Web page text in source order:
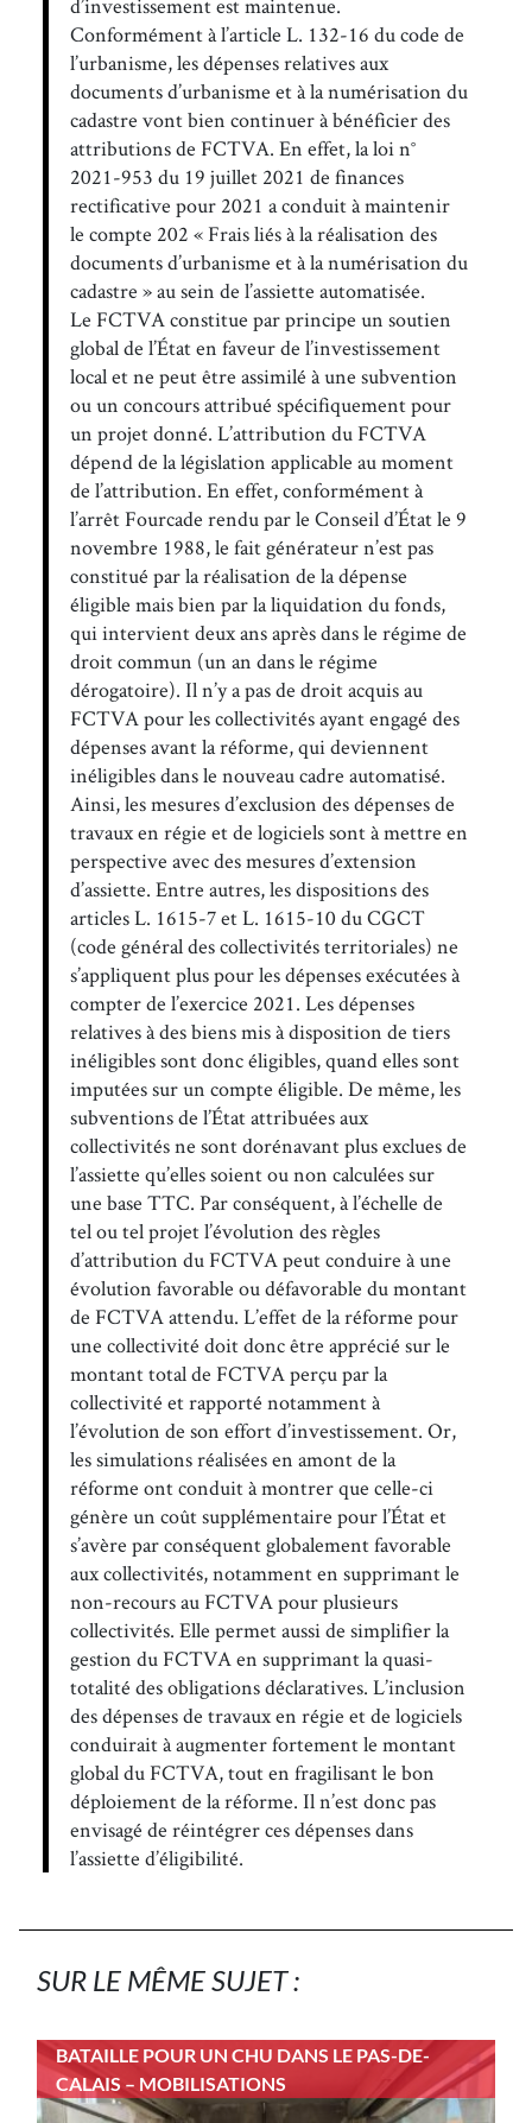
d’investissement est maintenue.
Conformément à l’article L. 132-16 du code de
l’urbanisme, les dépenses relatives aux
documents d’urbanisme et à la numérisation du
cadastre vont bien continuer à bénéficier des
attributions de FCTVA. En effet, la loi n°
2021-953 du 19 juillet 2021 de finances
rectificative pour 2021 a conduit à maintenir
le compte 202 « Frais liés à la réalisation des
documents d’urbanisme et à la numérisation du
cadastre » au sein de l’assiette automatisée.
Le FCTVA constitue par principe un soutien
global de l’État en faveur de l’investissement
local et ne peut être assimilé à une subvention
ou un concours attribué spécifiquement pour
un projet donné. L’attribution du FCTVA
dépend de la législation applicable au moment
de l’attribution. En effet, conformément à
l’arrêt Fourcade rendu par le Conseil d’État le 9
novembre 1988, le fait générateur n’est pas
constitué par la réalisation de la dépense
éligible mais bien par la liquidation du fonds,
qui intervient deux ans après dans le régime de
droit commun (un an dans le régime
dérogatoire). Il n’y a pas de droit acquis au
FCTVA pour les collectivités ayant engagé des
dépenses avant la réforme, qui deviennent
inéligibles dans le nouveau cadre automatisé.
Ainsi, les mesures d’exclusion des dépenses de
travaux en régie et de logiciels sont à mettre en
perspective avec des mesures d’extension
d’assiette. Entre autres, les dispositions des
articles L. 1615-7 et L. 1615-10 du CGCT
(code général des collectivités territoriales) ne
s’appliquent plus pour les dépenses exécutées à
compter de l’exercice 2021. Les dépenses
relatives à des biens mis à disposition de tiers
inéligibles sont donc éligibles, quand elles sont
imputées sur un compte éligible. De même, les
subventions de l’État attribuées aux
collectivités ne sont dorénavant plus exclues de
l’assiette qu’elles soient ou non calculées sur
une base TTC. Par conséquent, à l’échelle de
tel ou tel projet l’évolution des règles
d’attribution du FCTVA peut conduire à une
évolution favorable ou défavorable du montant
de FCTVA attendu. L’effet de la réforme pour
une collectivité doit donc être apprécié sur le
montant total de FCTVA perçu par la
collectivité et rapporté notamment à
l’évolution de son effort d’investissement. Or,
les simulations réalisées en amont de la
réforme ont conduit à montrer que celle-ci
génère un coût supplémentaire pour l’État et
s’avère par conséquent globalement favorable
aux collectivités, notamment en supprimant le
non-recours au FCTVA pour plusieurs
collectivités. Elle permet aussi de simplifier la
gestion du FCTVA en supprimant la quasi-
totalité des obligations déclaratives. L’inclusion
des dépenses de travaux en régie et de logiciels
conduirait à augmenter fortement le montant
global du FCTVA, tout en fragilisant le bon
déploiement de la réforme. Il n’est donc pas
envisagé de réintégrer ces dépenses dans
l’assiette d’éligibilité.
SUR LE MÊME SUJET :
BATAILLE POUR UN CHU DANS LE PAS-DE-
CALAIS – MOBILISATIONS